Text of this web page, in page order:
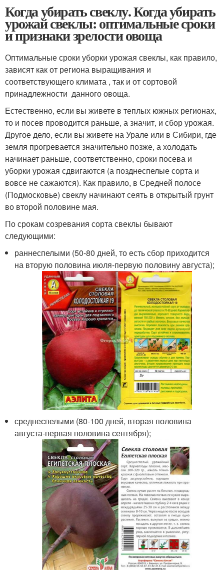
Когда убирать свеклу. Когда убирать
урожай свеклы: оптимальные сроки
и признаки зрелости овоща
Оптимальные сроки уборки урожая свеклы, как правило,
зависят как от региона выращивания и
соответствующего климата , так и от сортовой
принадлежности данного овоща.
Естественно, если вы живете в теплых южных регионах,
то и посев проводится раньше, а значит, и сбор урожая.
Другое дело, если вы живете на Урале или в Сибири, где
земля прогревается значительно позже, а холодать
начинает раньше, соответственно, сроки посева и
уборки урожая сдвигаются (а позднеспелые сорта и
вовсе не сажаются). Как правило, в Средней полосе
(Подмосковье) свеклу начинают сеять в открытый грунт
во второй половине мая.
По срокам созревания сорта свеклы бывают
следующими:
раннеспелыми (50-80 дней, то есть сбор приходится
на вторую половина июля-первую половину августа);
среднеспелыми (80-100 дней, вторая половина
августа-первая половина сентября);